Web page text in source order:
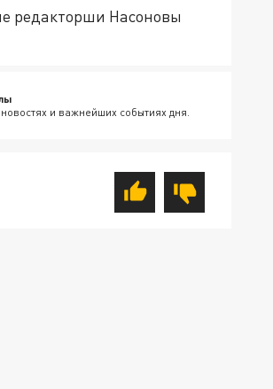
редакторши Насоновы
и важнейших событиях дня.